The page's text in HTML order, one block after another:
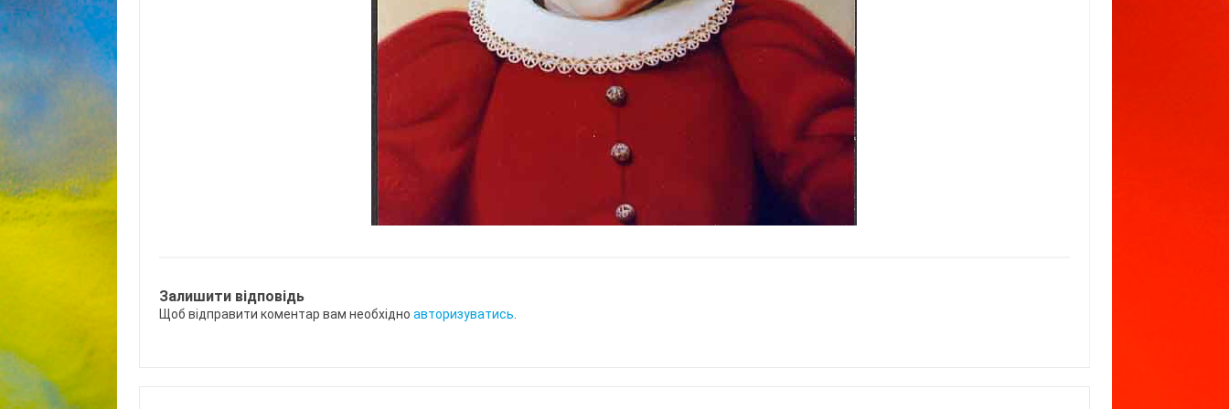
Залишити відповідь
Щоб відправити коментар вам необхідно авторизуватись